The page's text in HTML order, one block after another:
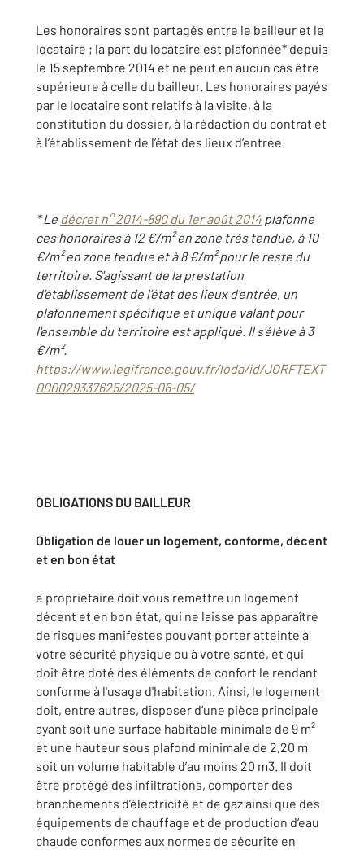
Les honoraires sont partagés entre le bailleur et le
locataire ; la part du locataire est plafonnée* depuis
le 15 septembre 2014 et ne peut en aucun cas être
supérieure à celle du bailleur. Les honoraires payés
par le locataire sont relatifs à la visite, à la
constitution du dossier, à la rédaction du contrat et
à l’établissement de l’état des lieux d’entrée.
* Le décret n° 2014-890 du 1er août 2014 plafonne
ces honoraires à 12 €/m² en zone très tendue, à 10
€/m² en zone tendue et à 8 €/m² pour le reste du
territoire. S'agissant de la prestation
d'établissement de l'état des lieux d'entrée, un
plafonnement spécifique et unique valant pour
l'ensemble du territoire est appliqué. Il s'élève à 3
€/m².
https://www.legifrance.gouv.fr/loda/id/JORFTEXT
000029337625/2025-06-05/
OBLIGATIONS DU BAILLEUR
Obligation de louer un logement, conforme, décent
et en bon état
e propriétaire doit vous remettre un logement
décent et en bon état, qui ne laisse pas apparaître
de risques manifestes pouvant porter atteinte à
votre sécurité physique ou à votre santé, et qui
doit être doté des éléments de confort le rendant
conforme à l'usage d'habitation. Ainsi, le logement
doit, entre autres, disposer d’une pièce principale
ayant soit une surface habitable minimale de 9 m²
et une hauteur sous plafond minimale de 2,20 m
soit un volume habitable d’au moins 20 m3. Il doit
être protégé des infiltrations, comporter des
branchements d’électricité et de gaz ainsi que des
équipements de chauffage et de production d‘eau
chaude conformes aux normes de sécurité en